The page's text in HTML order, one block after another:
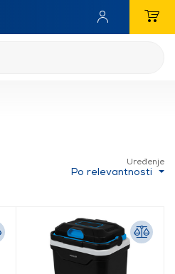
Uređenje
Po relevantnosti